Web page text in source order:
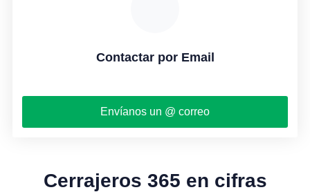
Contactar por Email
Envíanos un @ correo
Cerrajeros 365 en cifras